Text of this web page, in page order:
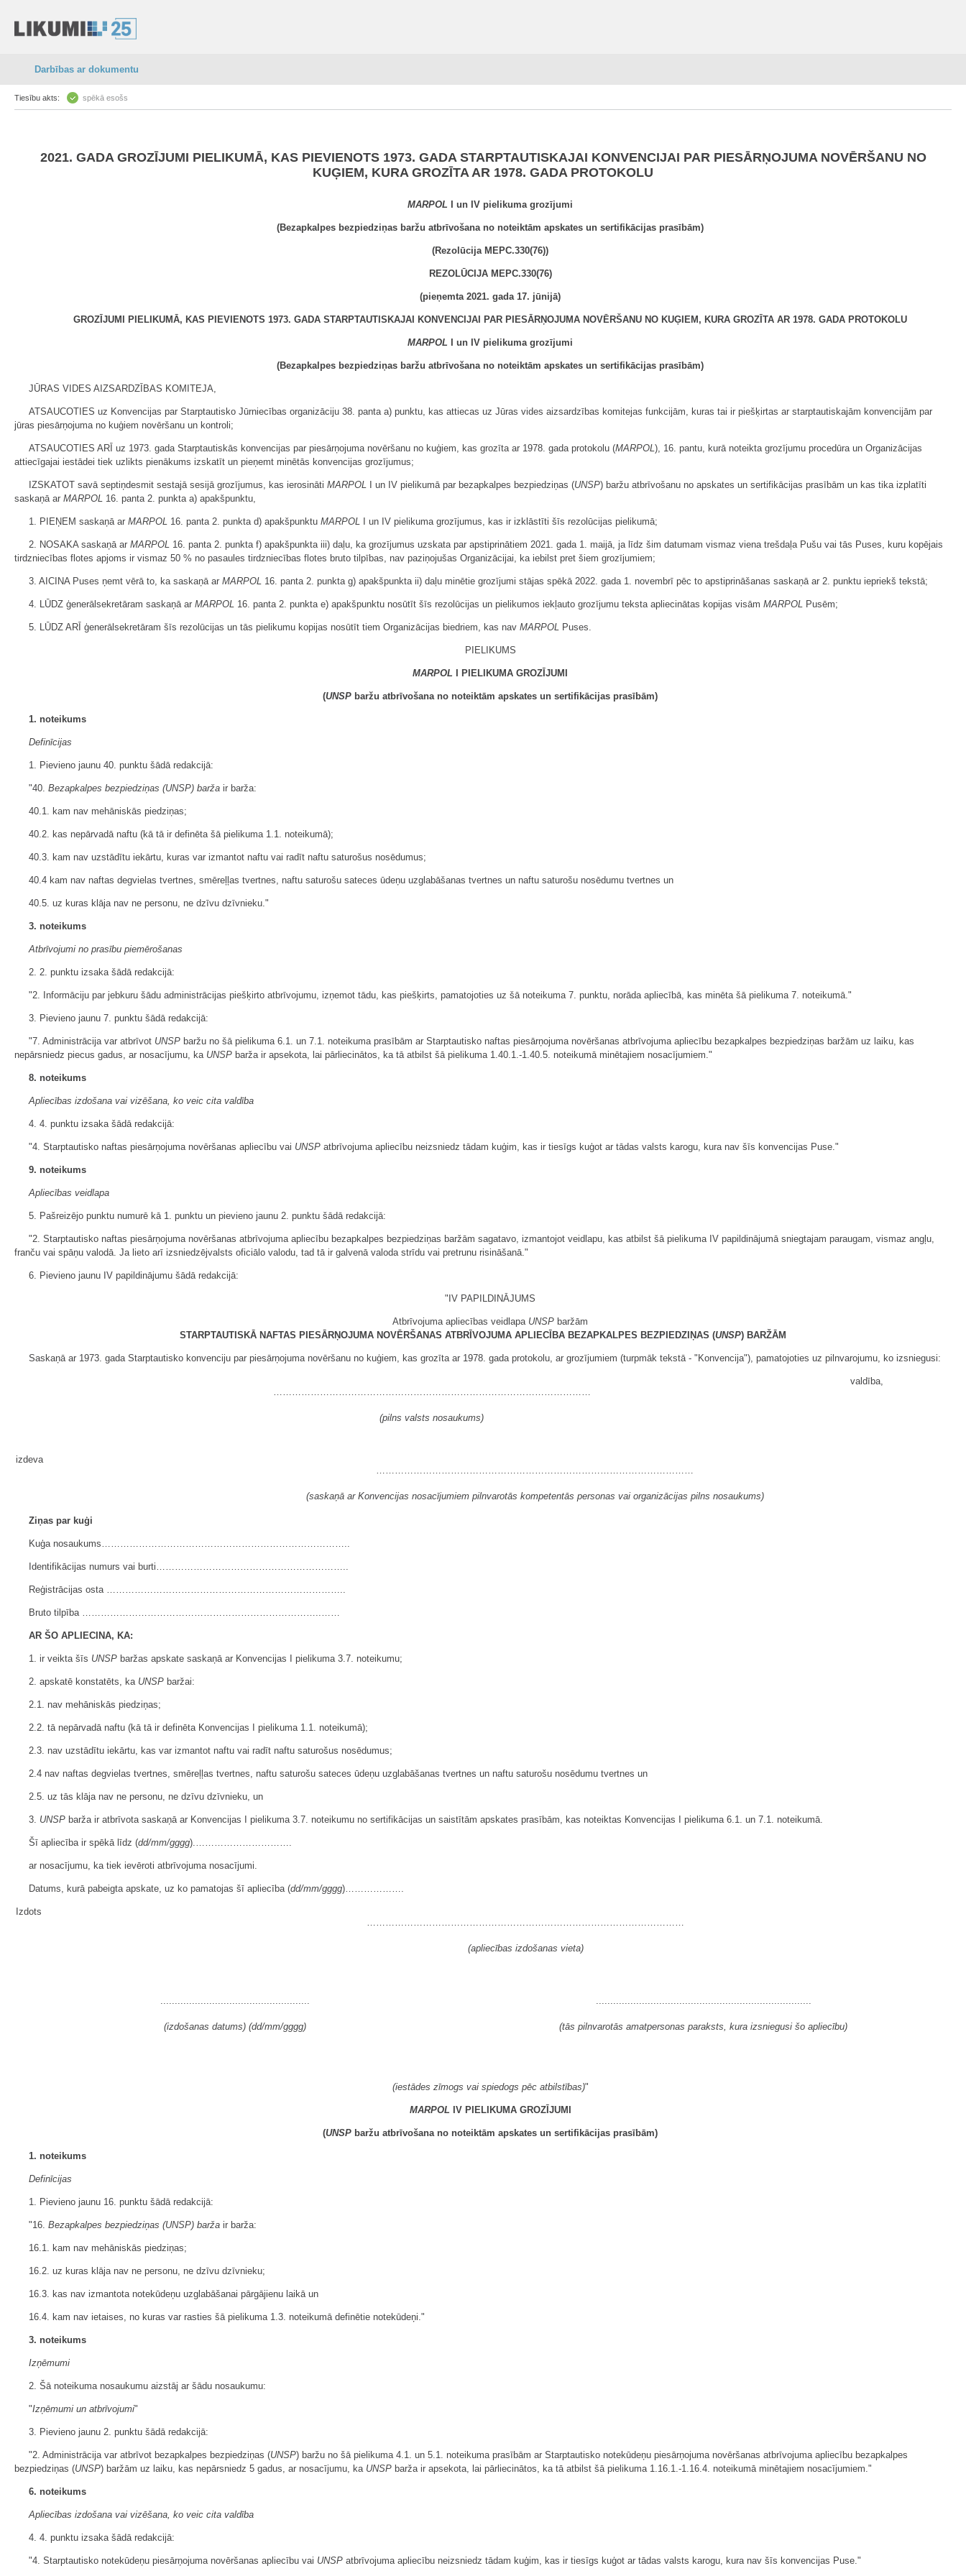
Darbības ar dokumentu
Tiesību akts: spēkā esošs
2021. GADA GROZĪJUMI PIELIKUMĀ, KAS PIEVIENOTS 1973. GADA STARPTAUTISKAJAI KONVENCIJAI PAR PIESĀRŅOJUMA NOVĒRŠANU NO
KUĢIEM, KURA GROZĪTA AR 1978. GADA PROTOKOLU
MARPOL I un IV pielikuma grozījumi
(Bezapkalpes bezpiedziņas baržu atbrīvošana no noteiktām apskates un sertifikācijas prasībām)
(Rezolūcija MEPC.330(76))
REZOLŪCIJA MEPC.330(76)
(pieņemta 2021. gada 17. jūnijā)
GROZĪJUMI PIELIKUMĀ, KAS PIEVIENOTS 1973. GADA STARPTAUTISKAJAI KONVENCIJAI PAR PIESĀRŅOJUMA NOVĒRŠANU NO KUĢIEM, KURA GROZĪTA AR 1978. GADA PROTOKOLU
MARPOL I un IV pielikuma grozījumi
(Bezapkalpes bezpiedziņas baržu atbrīvošana no noteiktām apskates un sertifikācijas prasībām)
JŪRAS VIDES AIZSARDZĪBAS KOMITEJA,
ATSAUCOTIES uz Konvencijas par Starptautisko Jūrniecības organizāciju 38. panta a) punktu, kas attiecas uz Jūras vides aizsardzības komitejas funkcijām, kuras tai ir piešķirtas ar starptautiskajām konvencijām par
jūras piesārņojuma no kuģiem novēršanu un kontroli;
ATSAUCOTIES ARĪ uz 1973. gada Starptautiskās konvencijas par piesārņojuma novēršanu no kuģiem, kas grozīta ar 1978. gada protokolu (MARPOL ), 16. pantu, kurā noteikta grozījumu procedūra un Organizācijas
attiecīgajai iestādei tiek uzlikts pienākums izskatīt un pieņemt minētās konvencijas grozījumus;
IZSKATOT savā septiņdesmit sestajā sesijā grozījumus, kas ierosināti MARPOL I un IV pielikumā par bezapkalpes bezpiedziņas (UNSP) baržu atbrīvošanu no apskates un sertifikācijas prasībām un kas tika izplatīti
saskaņā ar MARPOL 16. panta 2. punkta a) apakšpunktu,
1. PIEŅEM saskaņā ar MARPOL 16. panta 2. punkta d) apakšpunktu MARPOL I un IV pielikuma grozījumus, kas ir izklāstīti šīs rezolūcijas pielikumā;
2. NOSAKA saskaņā ar MARPOL 16. panta 2. punkta f) apakšpunkta iii) daļu, ka grozījumus uzskata par apstiprinātiem 2021. gada 1. maijā, ja līdz šim datumam vismaz viena trešdaļa Pušu vai tās Puses, kuru kopējais
tirdzniecības flotes apjoms ir vismaz 50 % no pasaules tirdzniecības flotes bruto tilpības, nav paziņojušas Organizācijai, ka iebilst pret šiem grozījumiem;
3. AICINA Puses ņemt vērā to, ka saskaņā ar MARPOL 16. panta 2. punkta g) apakšpunkta ii) daļu minētie grozījumi stājas spēkā 2022. gada 1. novembrī pēc to apstiprināšanas saskaņā ar 2. punktu iepriekš tekstā;
4. LŪDZ ģenerālsekretāram saskaņā ar MARPOL 16. panta 2. punkta e) apakšpunktu nosūtīt šīs rezolūcijas un pielikumos iekļauto grozījumu teksta apliecinātas kopijas visām MARPOL Pusēm;
5. LŪDZ ARĪ ģenerālsekretāram šīs rezolūcijas un tās pielikumu kopijas nosūtīt tiem Organizācijas biedriem, kas nav MARPOL Puses.
PIELIKUMS
MARPOL I PIELIKUMA GROZĪJUMI
(UNSP baržu atbrīvošana no noteiktām apskates un sertifikācijas prasībām)
1. noteikums
Definīcijas
1. Pievieno jaunu 40. punktu šādā redakcijā:
"40. Bezapkalpes bezpiedziņas (UNSP) barža ir barža:
40.1. kam nav mehāniskās piedziņas;
40.2. kas nepārvadā naftu (kā tā ir definēta šā pielikuma 1.1. noteikumā);
40.3. kam nav uzstādītu iekārtu, kuras var izmantot naftu vai radīt naftu saturošus nosēdumus;
40.4 kam nav naftas degvielas tvertnes, smēreļļas tvertnes, naftu saturošu sateces ūdeņu uzglabāšanas tvertnes un naftu saturošu nosēdumu tvertnes un
40.5. uz kuras klāja nav ne personu, ne dzīvu dzīvnieku."
3. noteikums
Atbrīvojumi no prasību piemērošanas
2. 2. punktu izsaka šādā redakcijā:
"2. Informāciju par jebkuru šādu administrācijas piešķirto atbrīvojumu, izņemot tādu, kas piešķirts, pamatojoties uz šā noteikuma 7. punktu, norāda apliecībā, kas minēta šā pielikuma 7. noteikumā."
3. Pievieno jaunu 7. punktu šādā redakcijā:
"7. Administrācija var atbrīvot UNSP baržu no šā pielikuma 6.1. un 7.1. noteikuma prasībām ar Starptautisko naftas piesārņojuma novēršanas atbrīvojuma apliecību bezapkalpes bezpiedziņas baržām uz laiku, kas
nepārsniedz piecus gadus, ar nosacījumu, ka UNSP barža ir apsekota, lai pārliecinātos, ka tā atbilst šā pielikuma 1.40.1.-1.40.5. noteikumā minētajiem nosacījumiem."
8. noteikums
Apliecības izdošana vai vizēšana, ko veic cita valdība
4. 4. punktu izsaka šādā redakcijā:
"4. Starptautisko naftas piesārņojuma novēršanas apliecību vai UNSP atbrīvojuma apliecību neizsniedz tādam kuģim, kas ir tiesīgs kuģot ar tādas valsts karogu, kura nav šīs konvencijas Puse."
9. noteikums
Apliecības veidlapa
5. Pašreizējo punktu numurē kā 1. punktu un pievieno jaunu 2. punktu šādā redakcijā:
"2. Starptautisko naftas piesārņojuma novēršanas atbrīvojuma apliecību bezapkalpes bezpiedziņas baržām sagatavo, izmantojot veidlapu, kas atbilst šā pielikuma IV papildinājumā sniegtajam paraugam, vismaz angļu,
franču vai spāņu valodā. Ja lieto arī izsniedzējvalsts oficiālo valodu, tad tā ir galvenā valoda strīdu vai pretrunu risināšanā."
6. Pievieno jaunu IV papildinājumu šādā redakcijā:
"IV PAPILDINĀJUMS
Atbrīvojuma apliecības veidlapa UNSP baržām
STARPTAUTISKĀ NAFTAS PIESĀRŅOJUMA NOVĒRŠANAS ATBRĪVOJUMA APLIECĪBA BEZAPKALPES BEZPIEDZIŅAS (UNSP) BARŽĀM
Saskaņā ar 1973. gada Starptautisko konvenciju par piesārņojuma novēršanu no kuģiem, kas grozīta ar 1978. gada protokolu, ar grozījumiem (turpmāk tekstā - "Konvencija"), pamatojoties uz pilnvarojumu, ko izsniegusi:
valdība,
(pilns valsts nosaukums)
izdeva
(saskaņā ar Konvencijas nosacījumiem pilnvarotās kompetentās personas vai organizācijas pilns nosaukums)
Ziņas par kuģi
Kuģa nosaukums……………………………………………………………………..
Identifikācijas numurs vai burti……………………………………………………..
Reģistrācijas osta …………………………………………………………………..
Bruto tilpība …………………………………………………………………..……
AR ŠO APLIECINA, KA:
1. ir veikta šīs UNSP baržas apskate saskaņā ar Konvencijas I pielikuma 3.7. noteikumu;
2. apskatē konstatēts, ka UNSP baržai:
2.1. nav mehāniskās piedziņas;
2.2. tā nepārvadā naftu (kā tā ir definēta Konvencijas I pielikuma 1.1. noteikumā);
2.3. nav uzstādītu iekārtu, kas var izmantot naftu vai radīt naftu saturošus nosēdumus;
2.4 nav naftas degvielas tvertnes, smēreļļas tvertnes, naftu saturošu sateces ūdeņu uzglabāšanas tvertnes un naftu saturošu nosēdumu tvertnes un
2.5. uz tās klāja nav ne personu, ne dzīvu dzīvnieku, un
3. UNSP barža ir atbrīvota saskaņā ar Konvencijas I pielikuma 3.7. noteikumu no sertifikācijas un saistītām apskates prasībām, kas noteiktas Konvencijas I pielikuma 6.1. un 7.1. noteikumā.
Šī apliecība ir spēkā līdz (dd/mm/gggg).………………………….
ar nosacījumu, ka tiek ievēroti atbrīvojuma nosacījumi.
Datums, kurā pabeigta apskate, uz ko pamatojas šī apliecība (dd/mm/gggg)……………….
Izdots
(apliecības izdošanas vieta)
(izdošanas datums) (dd/mm/gggg) (tās pilnvarotās amatpersonas paraksts, kura izsniegusi šo apliecību)
(iestādes zīmogs vai spiedogs pēc atbilstības)"
MARPOL IV PIELIKUMA GROZĪJUMI
(UNSP baržu atbrīvošana no noteiktām apskates un sertifikācijas prasībām)
1. noteikums
Definīcijas
1. Pievieno jaunu 16. punktu šādā redakcijā:
"16. Bezapkalpes bezpiedziņas (UNSP) barža ir barža:
16.1. kam nav mehāniskās piedziņas;
16.2. uz kuras klāja nav ne personu, ne dzīvu dzīvnieku;
16.3. kas nav izmantota notekūdeņu uzglabāšanai pārgājienu laikā un
16.4. kam nav ietaises, no kuras var rasties šā pielikuma 1.3. noteikumā definētie notekūdeņi."
3. noteikums
Izņēmumi
2. Šā noteikuma nosaukumu aizstāj ar šādu nosaukumu:
"Izņēmumi un atbrīvojumi"
3. Pievieno jaunu 2. punktu šādā redakcijā:
"2. Administrācija var atbrīvot bezapkalpes bezpiedziņas (UNSP) baržu no šā pielikuma 4.1. un 5.1. noteikuma prasībām ar Starptautisko notekūdeņu piesārņojuma novēršanas atbrīvojuma apliecību bezapkalpes
bezpiedziņas (UNSP) baržām uz laiku, kas nepārsniedz 5 gadus, ar nosacījumu, ka UNSP barža ir apsekota, lai pārliecinātos, ka tā atbilst šā pielikuma 1.16.1.-1.16.4. noteikumā minētajiem nosacījumiem."
6. noteikums
Apliecības izdošana vai vizēšana, ko veic cita valdība
4. 4. punktu izsaka šādā redakcijā:
"4. Starptautisko notekūdeņu piesārņojuma novēršanas apliecību vai UNSP atbrīvojuma apliecību neizsniedz tādam kuģim, kas ir tiesīgs kuģot ar tādas valsts karogu, kura nav šīs konvencijas Puse."